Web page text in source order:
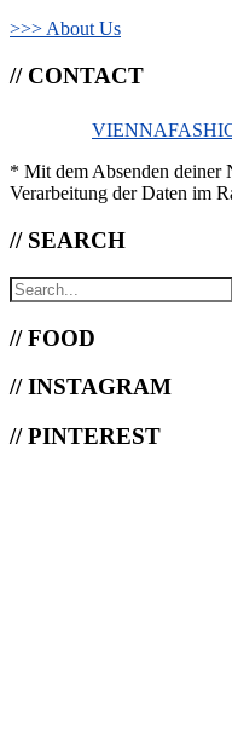
>>> About Us
// CONTACT
* Mit dem Absenden deiner
Verarbeitung der Daten im
// SEARCH
// FOOD
// INSTAGRAM
// PINTEREST